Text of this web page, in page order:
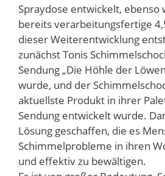
Spraydose entwickelt, ebenso
bereits verarbeitungsfertige
dieser Weiterentwicklung
zunächst Tonis
Sendung „Die Höhle der
wurde, und der
aktuellste Produkt in ihrer
Sendung entwickelt wurde.
Lösung geschaffen, die es
Schimmelprobleme in ihren
und effektiv zu bewältigen.